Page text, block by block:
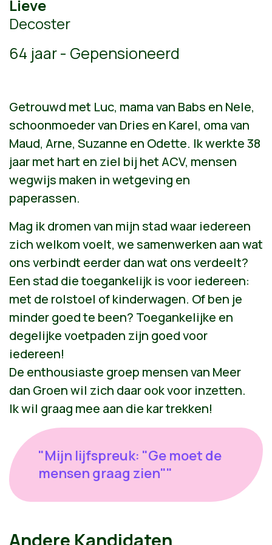
Lieve
Decoster
64 jaar - Gepensioneerd
Getrouwd met Luc, mama van Babs en Nele,
schoonmoeder van Dries en Karel, oma van
Maud, Arne, Suzanne en Odette. Ik werkte 38
jaar met hart en ziel bij het ACV, mensen
wegwijs maken in wetgeving en
paperassen.
Mag ik dromen van mijn stad waar iedereen
zich welkom voelt, we samenwerken aan wat
ons verbindt eerder dan wat ons verdeelt?
Een stad die toegankelijk is voor iedereen:
met de rolstoel of kinderwagen. Of ben je
minder goed te been? Toegankelijke en
degelijke voetpaden zijn goed voor
iedereen!
De enthousiaste groep mensen van Meer
dan Groen wil zich daar ook voor inzetten.
Ik wil graag mee aan die kar trekken!
"Mijn lijfspreuk: "Ge moet de
mensen graag zien""
Andere Kandidaten